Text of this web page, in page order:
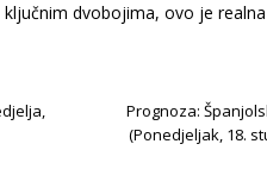
dvobojima, ovo je
Prognoza:
(Ponedjeljak, 18.